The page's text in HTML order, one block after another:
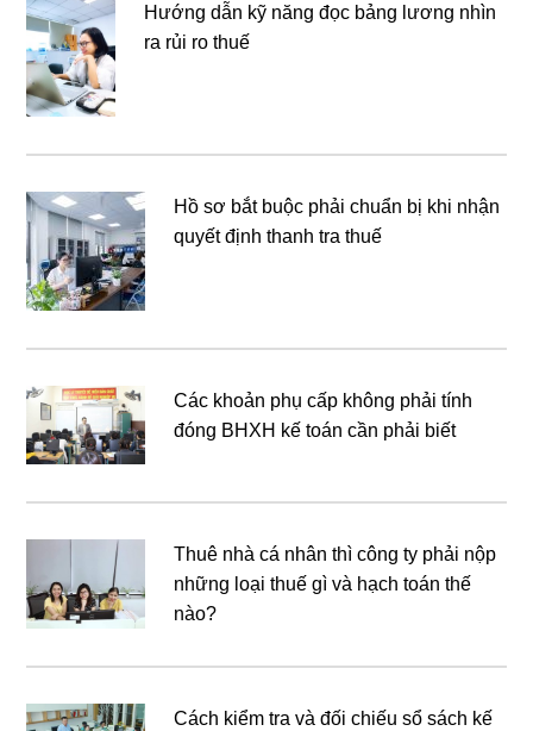
Hướng dẫn kỹ năng đọc bảng lương nhìn
ra rủi ro thuế
Hồ sơ bắt buộc phải chuẩn bị khi nhận
quyết định thanh tra thuế
Các khoản phụ cấp không phải tính
đóng BHXH kế toán cần phải biết
Thuê nhà cá nhân thì công ty phải nộp
những loại thuế gì và hạch toán thế
nào?
Cách kiểm tra và đối chiếu sổ sách kế